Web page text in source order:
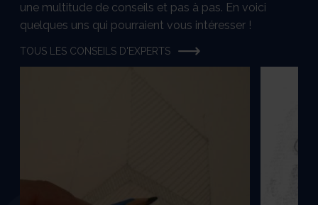
une multitude de conseils et pas à pas. En voici
quelques uns qui pourraient vous intéresser !
TOUS LES CONSEILS D'EXPERTS